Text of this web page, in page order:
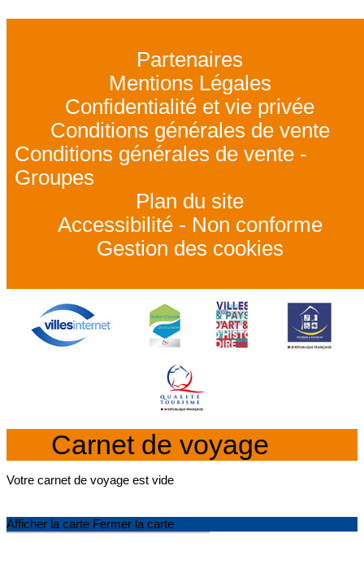
Partenaires
Mentions Légales
Confidentialité et vie privée
Conditions générales de vente
Conditions générales de vente -
Groupes
Plan du site
Accessibilité - Non conforme
Gestion des cookies
Carnet de voyage
Votre carnet de voyage est vide
Afficher la carte Fermer la carte